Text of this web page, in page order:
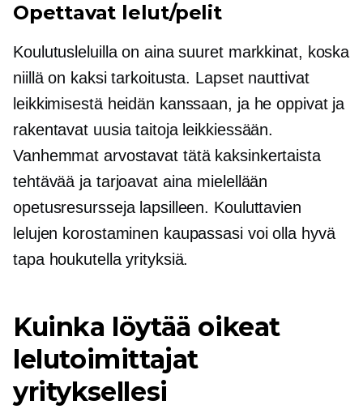
Opettavat lelut/pelit
Koulutusleluilla on aina suuret markkinat, koska
niillä on kaksi tarkoitusta. Lapset nauttivat
leikkimisestä heidän kanssaan, ja he oppivat ja
rakentavat uusia taitoja leikkiessään.
Vanhemmat arvostavat tätä kaksinkertaista
tehtävää ja tarjoavat aina mielellään
opetusresursseja lapsilleen. Kouluttavien
lelujen korostaminen kaupassasi voi olla hyvä
tapa houkutella yrityksiä.
Kuinka löytää oikeat
lelutoimittajat
yrityksellesi